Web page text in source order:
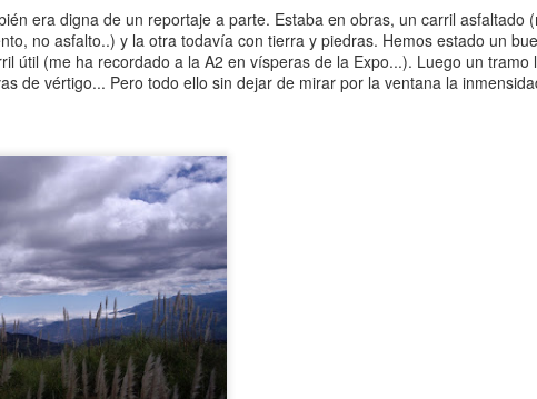
era digna de un reportaje a parte. Estaba en obras, un carril asfaltado
no asfalto..) y la otra todavía con tierra y piedras. Hemos estado un
útil (me ha recordado a la A2 en vísperas de la Expo...). Luego un tramo
de vértigo... Pero todo ello sin dejar de mirar por la ventana la
etapas duerme a nuestro lado y
se ha levantado a las 4.30
haciendo muchísimo ruido. Aún
así, no reaccionamos hasta las
Etapa 12. Subida al Gokyo Ri
(5.357 metros), 3 horas. Gokyo -
Macherma (4.790 metros - 4.470
metros), 2h y 30min.
de Ngozumpa por un punto muy
concreto, pero nos confiamos y
decidimos no madrugar
demasiado.
El día amanece con un solazo que nos hace salir de la cama de un
brinco. Hay que aprovechar estos días que te permiten ver el paisaje y
deleitarte. Lástima que el desayuno de este lodge es una basura...
Trekking al Campo Base del Everest
El primer tramo de esta etapa coincide con el que hicimos ayer para
subir a la Gompa.
SEP
26
Etapa 8. Pheriche - Dingboche
Miércoles 25 de septiembre de 2013
A las 6 de la mañana comenzamos a oír los primeros ruidos de la gente
que tiene hoy una larga etapa por delante. Nosotros por el contrario no
la tenemos, así que nos hacemos los remolones y no nos despertamos
hasta las 7 de la mañana.
Seguimos dudando si hacer el Cho La Pass, pero si no lo hacemos